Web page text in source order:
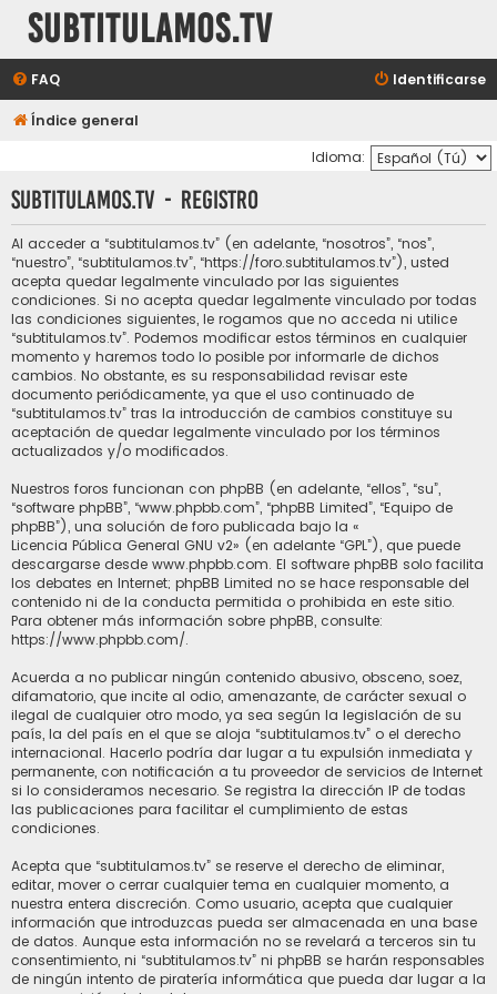
subtitulamos.tv
FAQ Identificarse
Índice general
Idioma:
subtitulamos.tv - Registro
Al acceder a “subtitulamos.tv” (en adelante, “nosotros”, “nos”,
“nuestro”, “subtitulamos.tv”, “https://foro.subtitulamos.tv”), usted
acepta quedar legalmente vinculado por las siguientes
condiciones. Si no acepta quedar legalmente vinculado por todas
las condiciones siguientes, le rogamos que no acceda ni utilice
“subtitulamos.tv”. Podemos modificar estos términos en cualquier
momento y haremos todo lo posible por informarle de dichos
cambios. No obstante, es su responsabilidad revisar este
documento periódicamente, ya que el uso continuado de
“subtitulamos.tv” tras la introducción de cambios constituye su
aceptación de quedar legalmente vinculado por los términos
actualizados y/o modificados.
Nuestros foros funcionan con phpBB (en adelante, “ellos”, “su”,
“software phpBB”, “www.phpbb.com”, “phpBB Limited”, “Equipo de
phpBB”), una solución de foro publicada bajo la «
Licencia Pública General GNU v2» (en adelante “GPL”), que puede
descargarse desde www.phpbb.com. El software phpBB solo facilita
los debates en Internet; phpBB Limited no se hace responsable del
contenido ni de la conducta permitida o prohibida en este sitio.
Para obtener más información sobre phpBB, consulte:
https://www.phpbb.com/.
Acuerda a no publicar ningún contenido abusivo, obsceno, soez,
difamatorio, que incite al odio, amenazante, de carácter sexual o
ilegal de cualquier otro modo, ya sea según la legislación de su
país, la del país en el que se aloja “subtitulamos.tv” o el derecho
internacional. Hacerlo podría dar lugar a tu expulsión inmediata y
permanente, con notificación a tu proveedor de servicios de Internet
si lo consideramos necesario. Se registra la dirección IP de todas
las publicaciones para facilitar el cumplimiento de estas
condiciones.
Acepta que “subtitulamos.tv” se reserve el derecho de eliminar,
editar, mover o cerrar cualquier tema en cualquier momento, a
nuestra entera discreción. Como usuario, acepta que cualquier
información que introduzcas pueda ser almacenada en una base
de datos. Aunque esta información no se revelará a terceros sin tu
consentimiento, ni “subtitulamos.tv” ni phpBB se harán responsables
de ningún intento de piratería informática que pueda dar lugar a la